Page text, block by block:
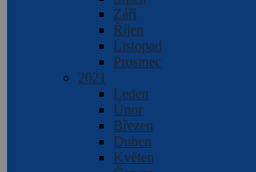
Září
Říjen
Listopad
Prosinec
2021
Leden
Únor
Březen
Duben
Květen